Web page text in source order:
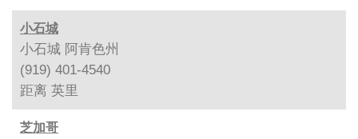
小石城
小石城 阿肯色州
(919) 401-4540
距离 英里
芝加哥